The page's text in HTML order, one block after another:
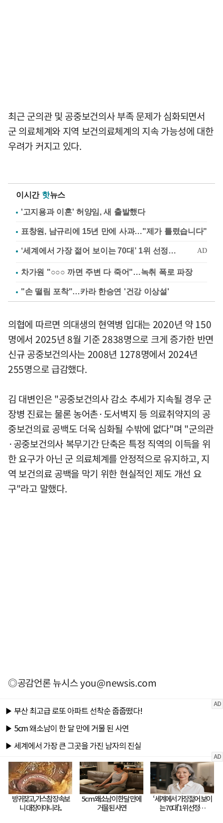
최근 군의관 및 공중보건의사 부족 문제가 심화되면서
군 의료체계와 지역 보건의료체계의 지속 가능성에 대한
우려가 커지고 있다.
이시간 핫뉴스
'고지용과 이혼' 허양임, 새 출발했다
표창원, 남규리에 15년 만에 사과…"제가 틀렸습니다"
차가원 "○○○ 까면 주변 다 죽어"…녹취 폭로 파장
"손 떨림 포착"…카라 한승연 '건강 이상설'
의협에 따르면 의대생의 현역병 입대는 2020년 약 150
명에서 2025년 8월 기준 2838명으로 크게 증가한 반면
신규 공중보건의사는 2008년 1278명에서 2024년
255명으로 급감했다.
김 대변인은 "공중보건의사 감소 추세가 지속될 경우 군
장병 진료는 물론 농어촌·도서벽지 등 의료취약지의 공
중보건의료 공백도 더욱 심화될 수밖에 없다"며 "군의관
·공중보건의사 복무기간 단축은 특정 직역의 이득을 위
한 요구가 아닌 군 의료체계를 안정적으로 유지하고, 지
역 보건의료 공백을 막기 위한 현실적인 제도 개선 요
구"라고 말했다.
◎공감언론 뉴시스you@newsis.com